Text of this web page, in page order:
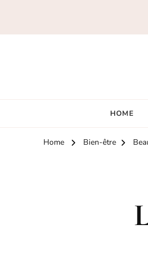
HOME
Home Bien-être